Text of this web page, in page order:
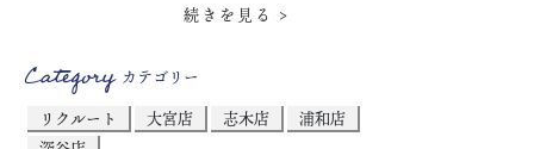
続きを見る >
Categoryカテゴリー
リクルート
大宮店 志木店
浦和店